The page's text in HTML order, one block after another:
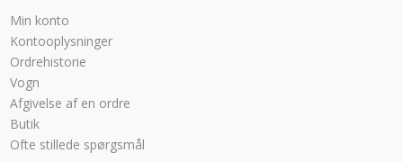
Min konto
Kontooplysninger
Ordrehistorie
Vogn
Afgivelse af en ordre
Butik
Ofte stillede spørgsmål